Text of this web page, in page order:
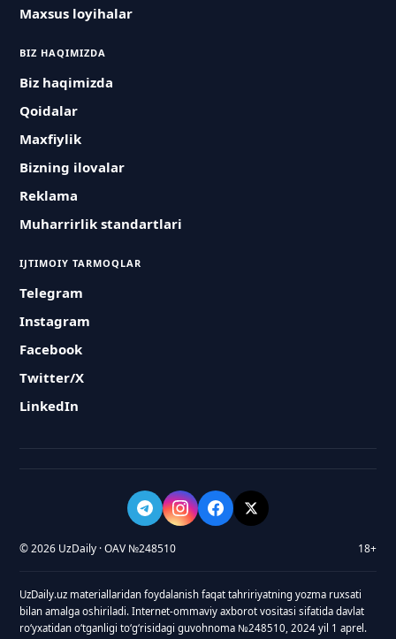
Maxsus loyihalar
BIZ HAQIMIZDA
Biz haqimizda
Qoidalar
Maxfiylik
Bizning ilovalar
Reklama
Muharrirlik standartlari
IJTIMOIY TARMOQLAR
Telegram
Instagram
Facebook
Twitter/X
LinkedIn
© 2026 UzDaily · OAV №248510 18+
UzDaily.uz materiallaridan foydalanish faqat tahririyatning yozma ruxsati
bilan amalga oshiriladi. Internet-ommaviy axborot vositasi sifatida davlat
roʻyxatidan oʻtganligi toʻgʻrisidagi guvohnoma №248510, 2024 yil 1 aprel.